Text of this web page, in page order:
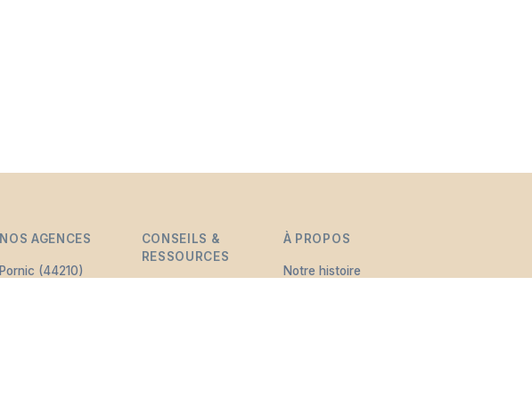
NOS AGENCES
Pornic (44210)
CONSEILS &
RESSOURCES
À PROPOS
Notre histoire